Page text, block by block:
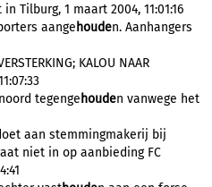
Tilburg, 1 maart 2004, 11:01:16
aange houden. Aanhangers
KALOU NAAR
tegenge houden vanwege het
aan stemmingmakerij bij
niet in op aanbieding FC